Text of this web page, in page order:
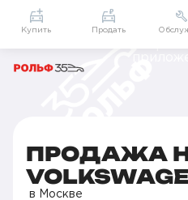
Приложение
Мой РОЛЬФ
ПРОДАЖА
в Москве
Купить Продать